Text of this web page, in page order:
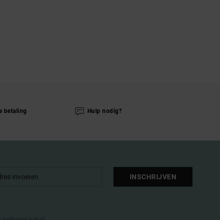
betaling Hulp nodig?
INSCHRIJVEN
e-mail